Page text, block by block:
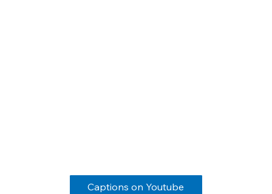
Captions on Youtube